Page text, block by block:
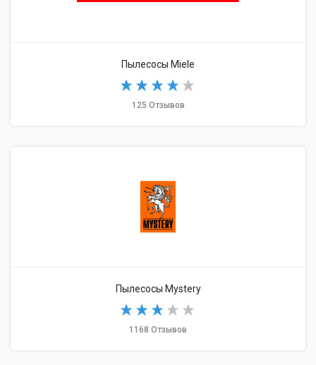
Пылесосы Miele
125 Отзывов
Пылесосы Mystery
1168 Отзывов